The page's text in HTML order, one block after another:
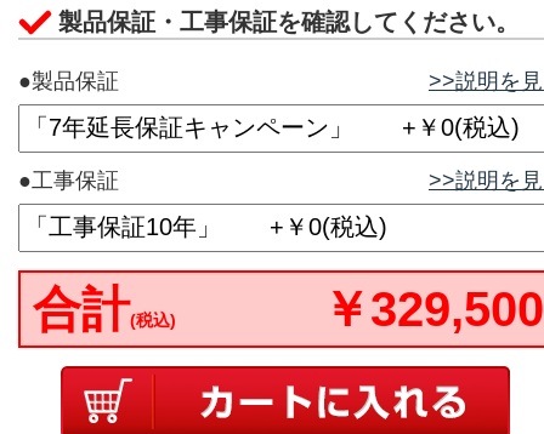
製品保証・工事保証を確認してください。
●製品保証 >>説明を
●工事保証 >>説明を
合計(税込) ￥329,500